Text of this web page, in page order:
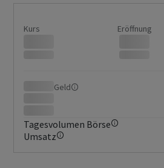
Kurs Eröffnung
Geld
Tagesvolumen Börse
Umsatz